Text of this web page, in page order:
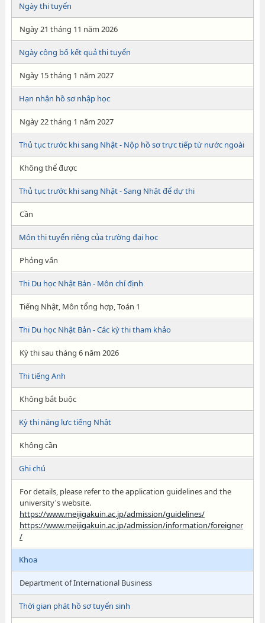
Ngày thi tuyển
Ngày 21 tháng 11 năm 2026
Ngày công bố kết quả thi tuyển
Ngày 15 tháng 1 năm 2027
Hạn nhận hồ sơ nhập học
Ngày 22 tháng 1 năm 2027
Thủ tục trước khi sang Nhật - Nộp hồ sơ trực tiếp từ nước ngoài
Không thể được
Thủ tục trước khi sang Nhật - Sang Nhật để dự thi
Cần
Môn thi tuyển riêng của trường đại học
Phỏng vấn
Thi Du học Nhật Bản - Môn chỉ định
Tiếng Nhật, Môn tổng hợp, Toán 1
Thi Du học Nhật Bản - Các kỳ thi tham khảo
Kỳ thi sau tháng 6 năm 2026
Thi tiếng Anh
Không bắt buộc
Kỳ thi năng lực tiếng Nhật
Không cần
Ghi chú
For details, please refer to the application guidelines and the
university's website.
https://www.meijigakuin.ac.jp/admission/guidelines/
https://www.meijigakuin.ac.jp/admission/information/foreigner
/
Khoa
Department of International Business
Thời gian phát hồ sơ tuyển sinh